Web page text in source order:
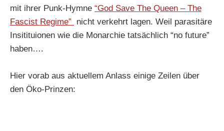
mit ihrer Punk-Hymne “God Save The Queen – The
Fascist Regime”
nicht verkehrt lagen. Weil parasitäre
Insitituionen wie die Monarchie tatsächlich “no future”
haben….
Hier vorab aus aktuellem Anlass einige Zeilen über
den Öko-Prinzen: